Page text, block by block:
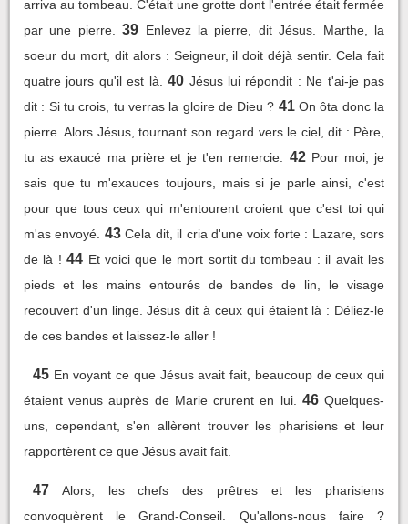
arriva au tombeau. C'était une grotte dont l'entrée était fermée
par une pierre.
39 Enlevez la pierre, dit Jésus. Marthe, la
soeur du mort, dit alors : Seigneur, il doit déjà sentir. Cela fait
quatre jours qu'il est là.
40 Jésus lui répondit : Ne t'ai-je pas
dit : Si tu crois, tu verras la gloire de Dieu ? 41 On ôta donc la
pierre. Alors Jésus, tournant son regard vers le ciel, dit : Père,
tu as exaucé ma prière et je t'en remercie.
42 Pour moi, je
sais que tu m'exauces toujours, mais si je parle ainsi, c'est
pour que tous ceux qui m'entourent croient que c'est toi qui
m'as envoyé. 43 Cela dit, il cria d'une voix forte : Lazare, sors
de là ! 44 Et voici que le mort sortit du tombeau : il avait les
pieds et les mains entourés de bandes de lin, le visage
recouvert d'un linge. Jésus dit à ceux qui étaient là : Déliez-le
de ces bandes et laissez-le aller !
45 En voyant ce que Jésus avait fait, beaucoup de ceux qui
étaient venus auprès de Marie crurent en lui.
46 Quelques-
uns, cependant, s'en allèrent trouver les pharisiens et leur
rapportèrent ce que Jésus avait fait.
47
Alors, les chefs des prêtres et les pharisiens
convoquèrent le Grand-Conseil. Qu'allons-nous faire ?